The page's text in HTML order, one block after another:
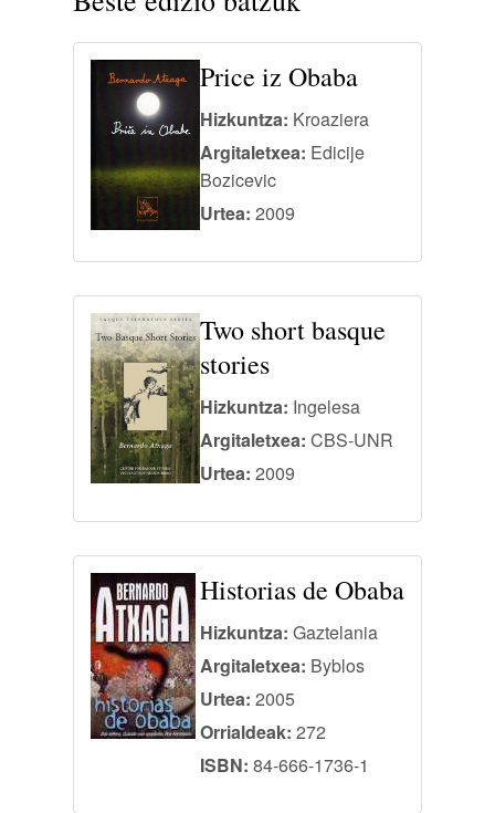
Price iz Obaba
Hizkuntza: Kroaziera
Argitaletxea: Edicije
Bozicevic
Urtea: 2009
Two short basque
stories
Hizkuntza: Ingelesa
Argitaletxea: CBS-UNR
Urtea: 2009
Historias de Obaba
Hizkuntza: Gaztelania
Argitaletxea: Byblos
Urtea: 2005
Orrialdeak: 272
ISBN: 84-666-1736-1